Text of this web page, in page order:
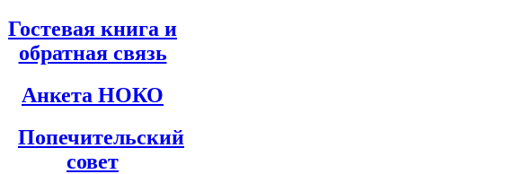
Гостевая книга и
обратная связь
Анкета НОКО
Попечительский
совет